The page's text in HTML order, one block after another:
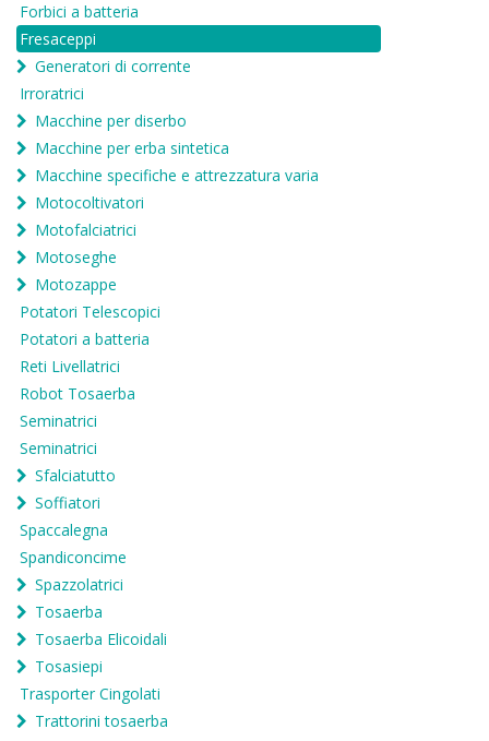
Forbici a batteria
Fresaceppi
Generatori di corrente
Irroratrici
Macchine per diserbo
Macchine per erba sintetica
Macchine specifiche e attrezzatura varia
Motocoltivatori
Motofalciatrici
Motoseghe
Motozappe
Potatori Telescopici
Potatori a batteria
Reti Livellatrici
Robot Tosaerba
Seminatrici
Seminatrici
Sfalciatutto
Soffiatori
Spaccalegna
Spandiconcime
Spazzolatrici
Tosaerba
Tosaerba Elicoidali
Tosasiepi
Trasporter Cingolati
Trattorini tosaerba